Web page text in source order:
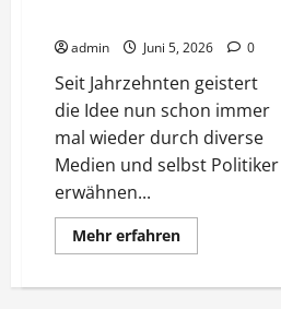
admin Juni 5, 2026 0
Seit Jahrzehnten geistert
die Idee nun schon immer
mal wieder durch diverse
Medien und selbst Politiker
erwähnen...
Mehr erfahrenMehr
Informationen
Tunnel